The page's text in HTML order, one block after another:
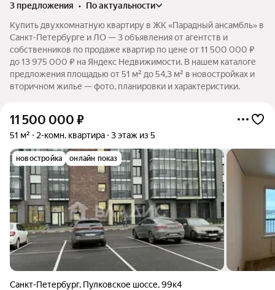
3 предложения •
по актуальности
Купить двухкомнатную квартиру в ЖК «Парадный ансамбль» в
Санкт-Петербурге и ЛО — 3 объявления от агентств и
собственников по продаже квартир по цене от 11 500 000 ₽
до 13 975 000 ₽ на Яндекс Недвижимости. В нашем каталоге
предложения площадью от 51 м² до 54,3 м² в новостройках и
вторичном жилье — фото, планировки и характеристики.
11 500 000 ₽
51 м² 2-комн. квартира 3 этаж из 5
новостройка онлайн показ
Санкт-Петербург, Пулковское шоссе,99к4